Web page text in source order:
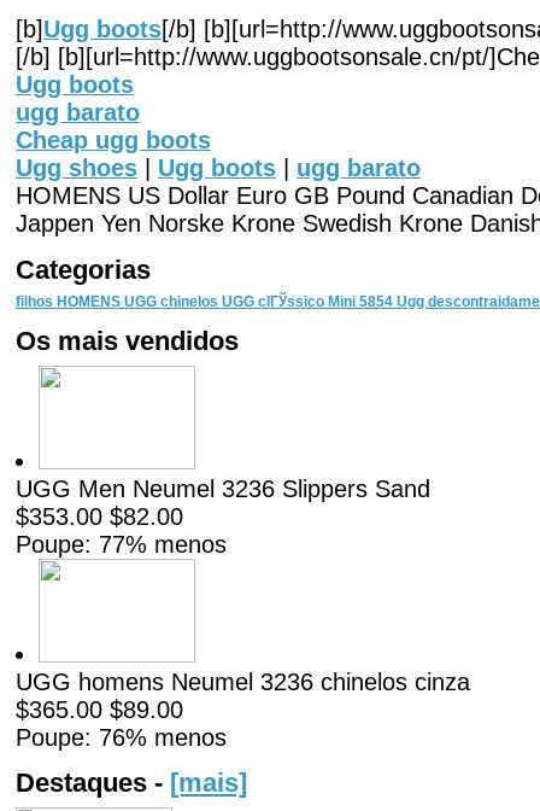
[b]Ugg boots[/b] [b][url=http://
[/b] [b][url=http://www.uggbootsonsale.cn/pt/
Ugg boots
ugg barato
Cheap ugg boots
Ugg shoes
Ugg boots
ugg barato
HOMENS US Dollar Euro GB Pound Canadian
Jappen Yen Norske Krone Swedish Krone
Categorias
filhos HOMENS UGG chinelos UGG clГЎssico Mini 5854 Ugg
Os mais vendidos
UGG Men Neumel 3236 Slippers Sand
$353.00 $82.00
Poupe: 77% menos
UGG homens Neumel 3236 chinelos cinza
$365.00 $89.00
Poupe: 76% menos
Destaques - [mais]